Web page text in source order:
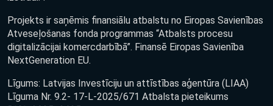
Projekts ir saņēmis finansiālu atbalstu no Eiropas Savienības
Atveseļošanas fonda programmas “Atbalsts procesu
digitalizācijai komercdarbībā”. Finansē Eiropas Savienība
NextGeneration EU.
Līgums: Latvijas Investīciju un attīstības aģentūra (LIAA)
Līguma Nr. 9.2- 17-L-2025/671 Atbalsta pieteikums